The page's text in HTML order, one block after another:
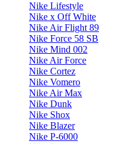
Nike Lifestyle
Nike x Off White
Nike Air Flight 89
Nike Force 58 SB
Nike Mind 002
Nike Air Force
Nike Cortez
Nike Vomero
Nike Air Max
Nike Dunk
Nike Shox
Nike Blazer
Nike P-6000